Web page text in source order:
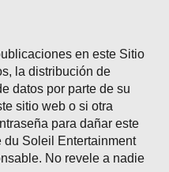
en este Sitio
la distribución de
datos por parte de su
sitio web o si otra
para dañar este
Soleil Entertainment
No revele a nadie